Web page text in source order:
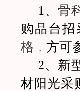
1、 骨
购品台
格，方可
2、新
材阳光采